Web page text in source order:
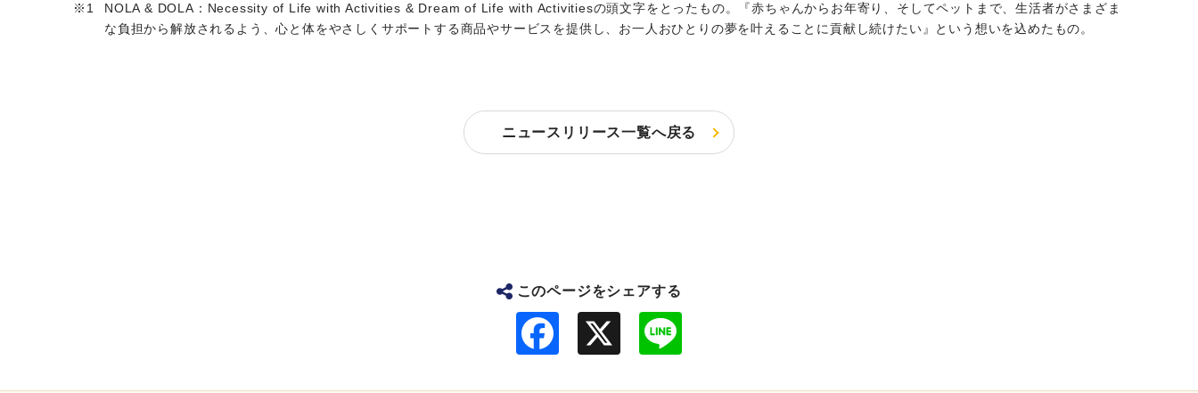
NOLA & DOLA：Necessity of Life with Activities & Dream of Life with Activitiesの頭文字をとったもの。『赤ちゃんからお年寄り、そしてペットまで、生活者がさまざま
な負担から解放されるよう、心と体をやさしくサポートする商品やサービスを提供し、お一人おひとりの夢を叶えることに貢献し続けたい』という想いを込めたもの。
ニュースリリース一覧へ戻る
このページをシェアする